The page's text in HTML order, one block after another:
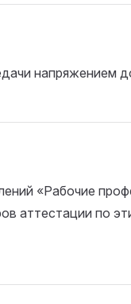
напряжением
«Рабочие
аттестации по